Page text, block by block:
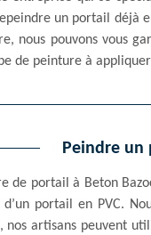
un portail déjà
nous pouvons vous
de peinture à
Peindre un
de portail à Beton
portail en PVC.
artisans peuvent